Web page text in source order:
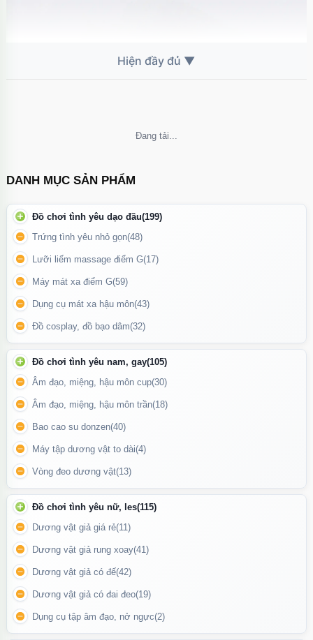
Chai hít The Beatles xuất xứ từ USA
Lợi ích khi sử dụng chai xịt The Beatles
Kéo dài thời gian quan hệ, giúp bạn và đối tác có những trải
nghiệm trọn vẹn hơn.
Tăng cường cảm giác nhạy bén, đưa cả hai đạt đến đỉnh cao của
sự hưng phấn.
Làm giảm căng thẳng, mang lại sự thư giãn và thỏa mãn tối đa.
The Beatles thực sự giúp họ cải thiện đời sống tình dục.
Không thể tải nội dung
DANH MỤC SẢN PHẨM
Đồ chơi tình yêu dạo đầu(199)
Trứng tình yêu nhỏ gọn(48)
Lưỡi liếm massage điểm G(17)
Máy mát xa điểm G(59)
Dụng cụ mát xa hậu môn(43)
Đồ cosplay, đồ bạo dâm(32)
Đồ chơi tình yêu nam, gay(105)
Âm đạo, miệng, hậu môn cup(30)
Âm đạo, miệng, hậu môn trần(18)
Bao cao su donzen(40)
Máy tập dương vật to dài(4)
Vòng đeo dương vật(13)
Đồ chơi tình yêu nữ, les(115)
Dương vật giả giá rẻ(11)
Dương vật giả rung xoay(41)
Dương vật giả có đế(42)
Dương vật giả có đai đeo(19)
Dụng cụ tập âm đạo, nở ngực(2)